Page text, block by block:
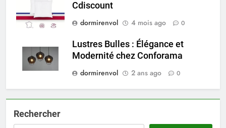
Cdiscount
dormirenvol
4 mois ago 0
Lustres Bulles : Élégance et
Modernité chez Conforama
dormirenvol
2 ans ago 0
Rechercher